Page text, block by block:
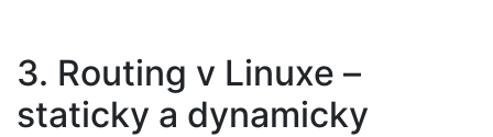
3. Routing v Linuxe –
staticky a dynamicky